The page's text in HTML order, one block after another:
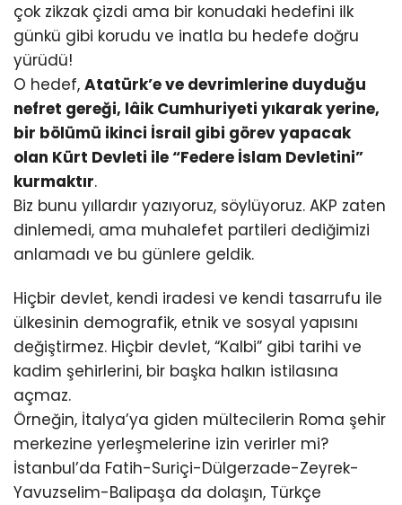
çok zikzak çizdi ama bir konudaki hedefini ilk
günkü gibi korudu ve inatla bu hedefe doğru
yürüdü!
O hedef, Atatürk’e ve devrimlerine duyduğu
nefret gereği, lâik Cumhuriyeti yıkarak yerine,
bir bölümü ikinci İsrail gibi görev yapacak
olan Kürt Devleti ile “Federe İslam Devletini”
kurmaktır.
Biz bunu yıllardır yazıyoruz, söylüyoruz. AKP zaten
dinlemedi, ama muhalefet partileri dediğimizi
anlamadı ve bu günlere geldik.
Hiçbir devlet, kendi iradesi ve kendi tasarrufu ile
ülkesinin demografik, etnik ve sosyal yapısını
değiştirmez. Hiçbir devlet, “Kalbi” gibi tarihi ve
kadim şehirlerini, bir başka halkın istilasına
açmaz.
Örneğin, İtalya’ya giden mültecilerin Roma şehir
merkezine yerleşmelerine izin verirler mi?
İstanbul’da Fatih-Suriçi-Dülgerzade-Zeyrek-
Yavuzselim-Balipaşa da dolaşın, Türkçe